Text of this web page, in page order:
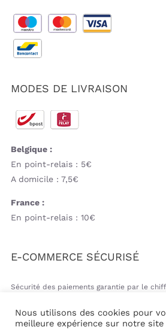
MODES DE LIVRAISON
Belgique :
En point-relais : 5€
A domicile : 7,5€
France :
En point-relais : 10€
E-COMMERCE SÉCURISÉ
Sécurité des paiements garantie par le
Nous utilisons des cookies pour
meilleure expérience sur notre site